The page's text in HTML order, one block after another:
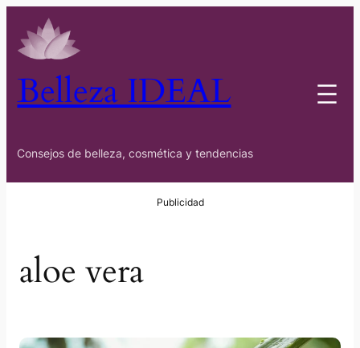
contenido
Belleza IDEAL
Consejos de belleza, cosmética y tendencias
aloe vera